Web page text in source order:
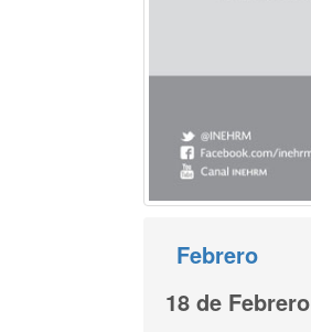
Febrero
18 de Febrero